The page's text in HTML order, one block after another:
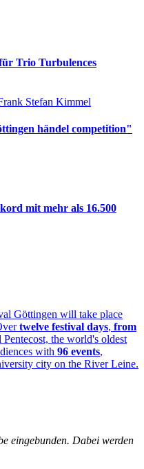
Trio Turbulences
händel competition"
mit mehr als 16.500
Göttingen will take place
twelve festival days, from
the world's oldest
with 96 events,
city on the River Leine.
eingebunden. Dabei werden